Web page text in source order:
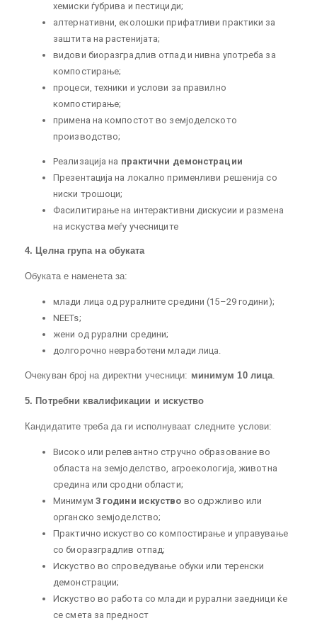
хемиски ѓубрива и пестициди;
алтернативни, еколошки прифатливи практики за
заштита на растенијата;
видови биоразградлив отпад и нивна употреба за
компостирање;
процеси, техники и услови за правилно
компостирање;
примена на компостот во земјоделското
производство;
Реализација на практични демонстрации
Презентација на локално применливи решенија со
ниски трошоци;
Фасилитирање на интерактивни дискусии и размена
на искуства меѓу учесниците
4. Целна група на обуката
Обуката е наменета за:
млади лица од руралните средини (15–29 години);
NEETs;
жени од рурални средини;
долгорочно невработени млади лица.
Очекуван број на директни учесници: минимум 10 лица
5. Потребни квалификации и искуство
Кандидатите треба да ги исполнуваат следните услови:
Високо или релевантно стручно образование во
областа на земјоделство, агроекологија, животна
средина или сродни области;
Минимум 3 години искуство во одржливо или
органско земјоделство;
Практично искуство со компостирање и управување
со биоразградлив отпад;
Искуство во спроведување обуки или теренски
демонстрации;
Искуство во работа со млади и рурални заедници ќе
се смета за предност